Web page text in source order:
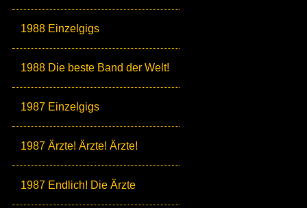
1988 Einzelgigs
1988 Die beste Band der Welt!
1987 Einzelgigs
1987 Ärzte! Ärzte! Ärzte!
1987 Endlich! Die Ärzte